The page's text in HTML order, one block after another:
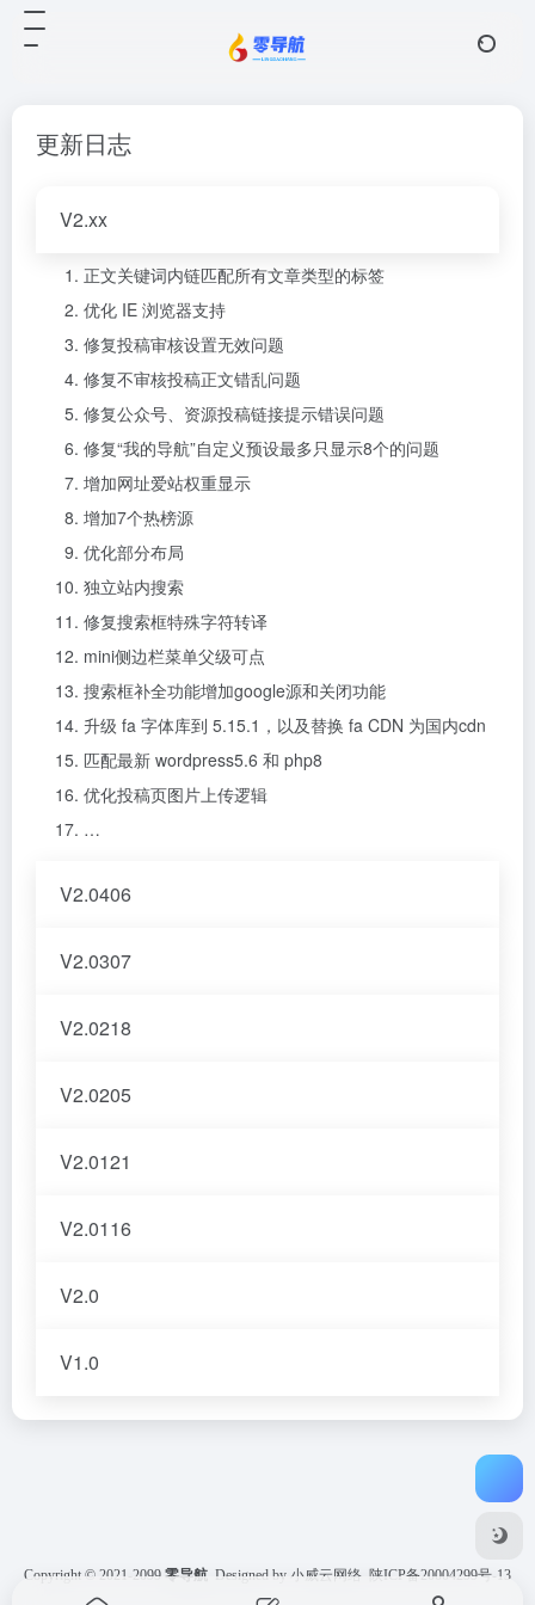
更新日志
V2.xx
正文关键词内链匹配所有文章类型的标签
优化 IE 浏览器支持
修复投稿审核设置无效问题
修复不审核投稿正文错乱问题
修复公众号、资源投稿链接提示错误问题
修复“我的导航”自定义预设最多只显示8个的问题
增加网址爱站权重显示
增加7个热榜源
优化部分布局
独立站内搜索
修复搜索框特殊字符转译
mini侧边栏菜单父级可点
搜索框补全功能增加google源和关闭功能
升级 fa 字体库到 5.15.1，以及替换 fa CDN 为国内cdn
匹配最新 wordpress5.6 和 php8
优化投稿页图片上传逻辑
…
V2.0406
V2.0307
V2.0218
V2.0205
V2.0121
V2.0116
V2.0
V1.0
Copyright © 2021-2099 零导航 Designed by 小威云网络 陕ICP备20004299号-13